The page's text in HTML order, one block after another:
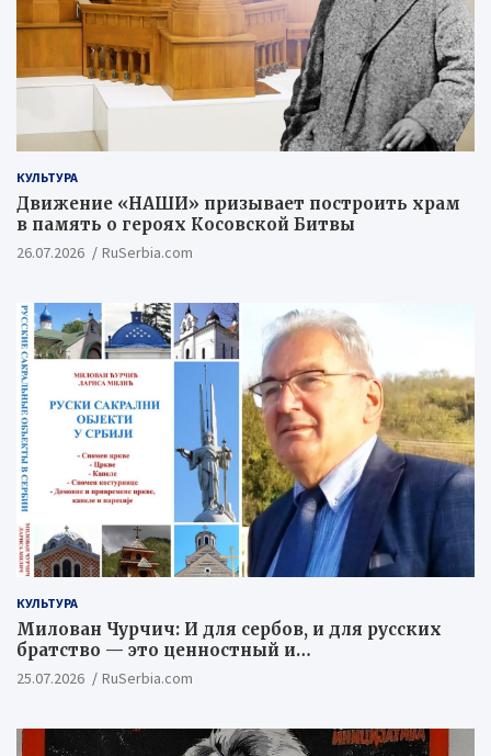
КУЛЬТУРА
Движение «НАШИ» призывает построить храм
в память о героях Косовской Битвы
26.07.2026 RuSerbia.com
КУЛЬТУРА
Милован Чурчич: И для сербов, и для русских
братство — это ценностный и
цивилизационный концепт
25.07.2026 RuSerbia.com